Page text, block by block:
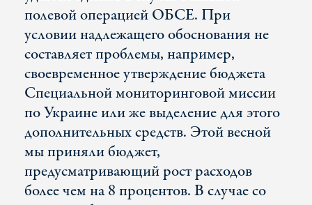
полевой операцией ОБСЕ. При
условии надлежащего обоснования не
составляет проблемы, например,
своевременное утверждение бюджета
Специальной мониторинговой миссии
по Украине или же выделение для этого
дополнительных средств. Этой весной
мы приняли бюджет,
предусматривающий рост расходов
более чем на 8 процентов. В случае со